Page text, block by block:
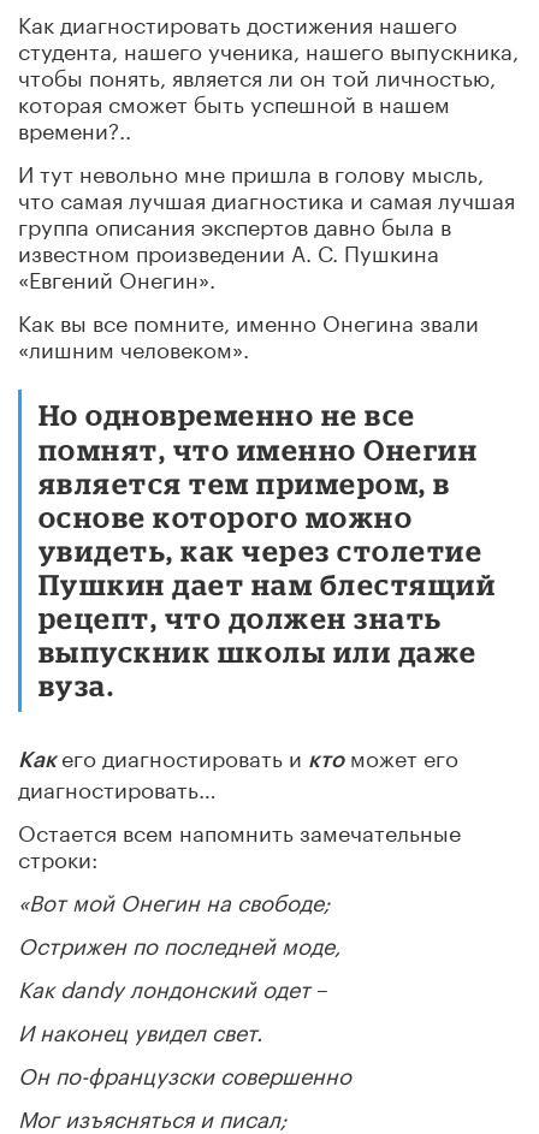
Как диагностировать достижения нашего
студента, нашего ученика, нашего выпускника,
чтобы понять, является ли он той личностью,
которая сможет быть успешной в нашем
времени?..
И тут невольно мне пришла в голову мысль,
что самая лучшая диагностика и самая лучшая
группа описания экспертов давно была в
известном произведении А. С. Пушкина
«Евгений Онегин».
Как вы все помните, именно Онегина звали
«лишним человеком».
Но одновременно не все
помнят, что именно Онегин
является тем примером, в
основе которого можно
увидеть, как через столетие
Пушкин дает нам блестящий
рецепт, что должен знать
выпускник школы или даже
вуза.
Как его диагностировать и ктоможет его
диагностировать…
Остается всем напомнить замечательные
строки:
«Вот мой Онегин на свободе;
Острижен по последней моде,
Как dandy лондонский одет–
И наконец увидел свет.
Он по-французски совершенно
Мог изъясняться и писал;